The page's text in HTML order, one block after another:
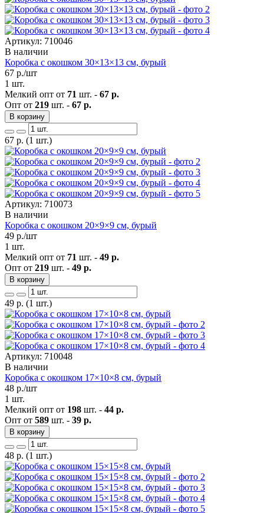
Артикул: 710046
В наличии
Коробка с окошком 30×13×13 см, бурый
67 р./шт
1 шт.
Мелкий опт от 71 шт. - 67 р.
Опт от 219 шт. - 67 р.
В корзину
67 р. (1 шт.)
Артикул: 710073
В наличии
Коробка с окошком 20×9×9 см, бурый
49 р./шт
1 шт.
Мелкий опт от 71 шт. - 49 р.
Опт от 219 шт. - 49 р.
В корзину
49 р. (1 шт.)
Артикул: 710048
В наличии
Коробка с окошком 17×10×8 см, бурый
48 р./шт
1 шт.
Мелкий опт от 198 шт. - 44 р.
Опт от 589 шт. - 39 р.
В корзину
48 р. (1 шт.)